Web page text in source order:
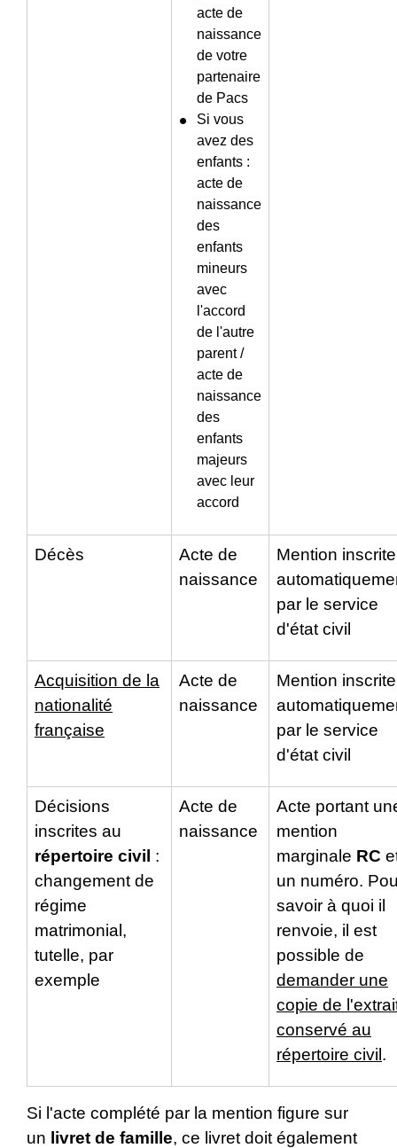
acte de
naissance
de votre
partenaire
de Pacs
Si vous
avez des
enfants :
acte de
naissance
des
enfants
mineurs
avec
l'accord
de l'autre
parent /
acte de
naissance
des
enfants
majeurs
avec leur
accord
Décès
Acte de
naissance
Mention inscrite
par le service
d'état civil
Acquisition de la
nationalité
française
Acte de
naissance
Mention inscrite
par le service
d'état civil
Décisions
inscrites au
répertoire civil :
changement de
régime
matrimonial,
tutelle, par
exemple
Acte de
naissance
Acte portant
mention
marginale RC
un numéro.
savoir à quoi il
renvoie, il est
possible de
demander une
copie de
conservé au
répertoire civil.
Si l'acte complété par la mention figure sur
un livret de famille, ce livret doit également